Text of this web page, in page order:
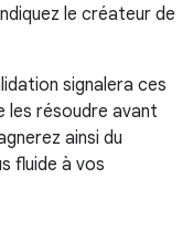
le créateur de
signalera ces
les résoudre avant
ainsi du
fluide à vos